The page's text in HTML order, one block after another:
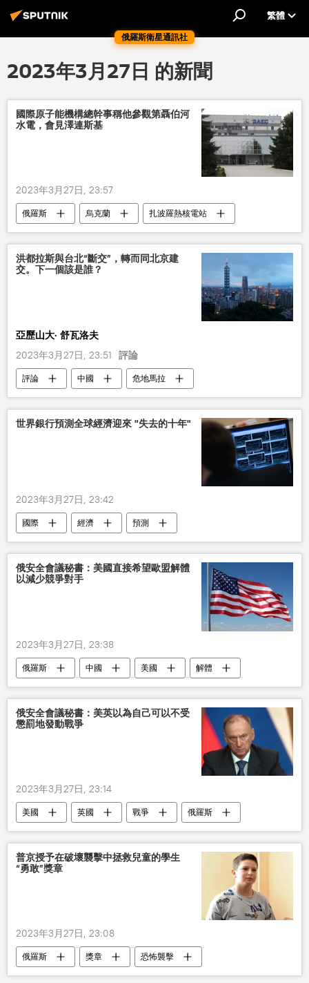
俄羅斯衛星通訊社
繁體
2023年3月27日 的新聞
國際原子能機構總幹事稱他參觀第聶伯河
水電，會見澤連斯基
2023年3月27日, 23:57
俄羅斯 烏克蘭 扎波羅熱核電站
洪都拉斯與台北“斷交”，轉而同北京建
交。下一個該是誰？
亞歷山大· 舒瓦洛夫
2023年3月27日, 23:51
評論
評論 中國
危地馬拉
洪都拉斯
世界銀行預測全球經濟迎來 "失去的十年"
2023年3月27日, 23:42
國際 經濟 預測
俄安全會議秘書：美國直接希望歐盟解體
以減少競爭對手
2023年3月27日, 23:38
俄羅斯 中國 美國
解體
歐盟
俄安全會議秘書：美英以為自己可以不受
懲罰地發動戰爭
2023年3月27日, 23:14
美國 英國 戰爭 俄羅斯
普京授予在破壞襲擊中拯救兒童的學生
“勇敢”獎章
2023年3月27日, 23:08
俄羅斯 獎章
恐怖襲擊
社會